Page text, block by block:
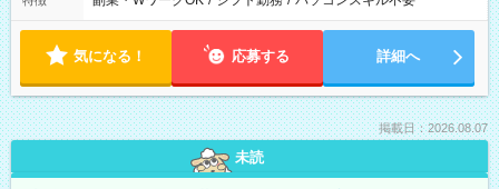
気になる！ 応募する 詳細へ
掲載日：2026.08.07
未読